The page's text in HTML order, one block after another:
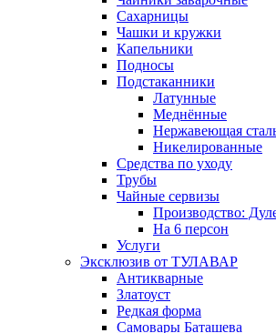
Сахарницы
Чашки и кружки
Капельники
Подносы
Подстаканники
Латунные
Меднённые
Нержавеющая
Никелированные
Средства по уходу
Трубы
Чайные сервизы
Производство:
На 6 персон
Услуги
Эксклюзив от ТУЛАВАР
Антикварные
Златоуст
Редкая форма
Самовары Баташева